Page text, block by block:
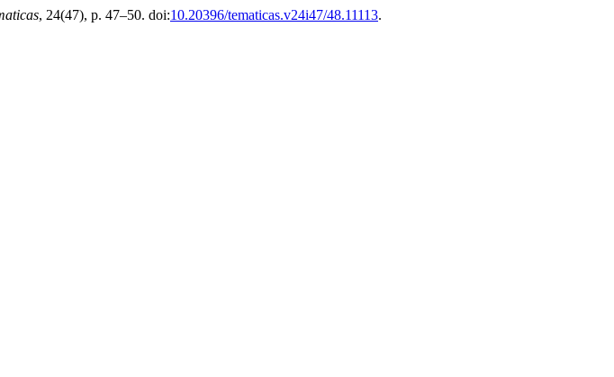
, 24(47), p. 47–50. doi:10.20396/tematicas.v24i47/48.11113.